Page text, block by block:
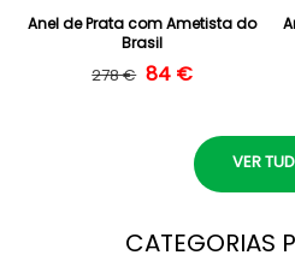
Anel de Prata com Ametista do
Brasil
Preço normal
278 € Preço de saldo
84 €
VER
CATEGORIAS